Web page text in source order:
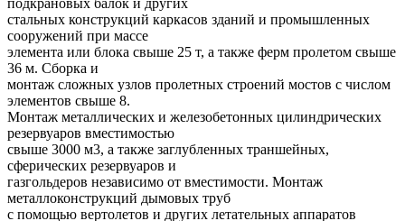
подкрановых балок и других
стальных конструкций каркасов зданий и промышленных
сооружений при массе
элемента или блока свыше 25 т, а также ферм пролетом свыше
36 м. Сборка и
монтаж сложных узлов пролетных строений мостов с числом
элементов свыше 8.
Монтаж металлических и железобетонных цилиндрических
резервуаров вместимостью
свыше 3000 м3, а также заглубленных траншейных,
сферических резервуаров и
газгольдеров независимо от вместимости. Монтаж
металлоконструкций дымовых труб
с помощью вертолетов и других летательных аппаратов